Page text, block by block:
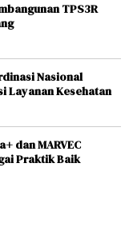
TPS3R
Nasional
Layanan Kesehatan
dan MARVEC
Praktik Baik